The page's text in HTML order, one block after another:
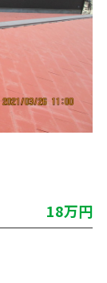
18万円